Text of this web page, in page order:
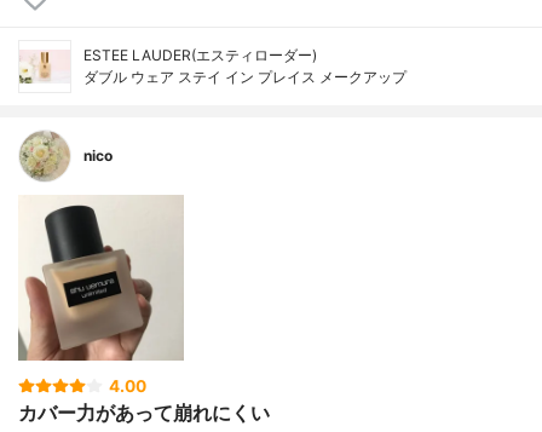
ESTEE LAUDER(エスティローダー)
ダブル ウェア ステイ イン プレイス メークアップ
nico
4.00
カバー力があって崩れにくい